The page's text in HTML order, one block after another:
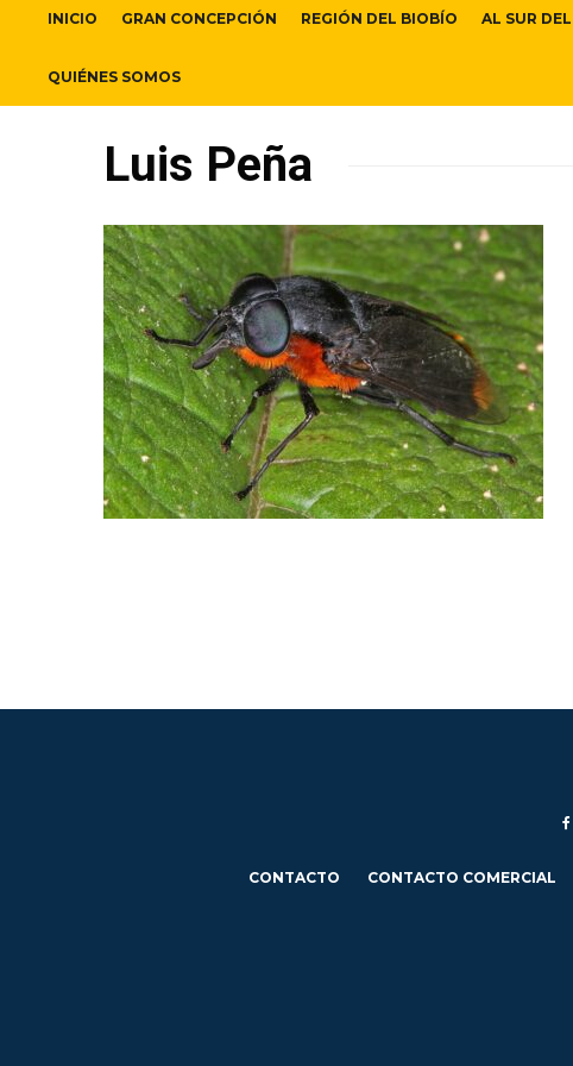
INICIO GRAN CONCEPCIÓN REGIÓN DEL BIOBÍO AL SUR
QUIÉNES SOMOS
Luis Peña
CONTACTO CONTACTO COMERCIAL